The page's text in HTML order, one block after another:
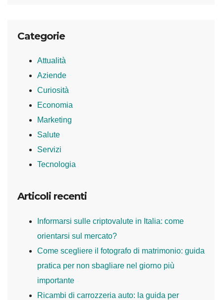
Categorie
Attualità
Aziende
Curiosità
Economia
Marketing
Salute
Servizi
Tecnologia
Articoli recenti
Informarsi sulle criptovalute in Italia: come
orientarsi sul mercato?
Come scegliere il fotografo di matrimonio: guida
pratica per non sbagliare nel giorno più
importante
Ricambi di carrozzeria auto: la guida per